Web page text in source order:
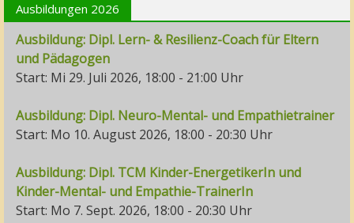
Ausbildungen 2026
Ausbildung: Dipl. Lern- & Resilienz-Coach für Eltern
und Pädagogen
Start: Mi 29. Juli 2026, 18:00 - 21:00 Uhr
Ausbildung: Dipl. Neuro-Mental- und Empathietrainer
Start: Mo 10. August 2026, 18:00 - 20:30 Uhr
Ausbildung: Dipl. TCM Kinder-EnergetikerIn und
Kinder-Mental- und Empathie-TrainerIn
Start: Mo 7. Sept. 2026, 18:00 - 20:30 Uhr